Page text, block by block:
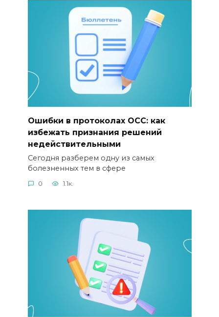
Ошибки в протоколах ОСС: как
избежать признания решений
недействительными
Сегодня разберем одну из самых
болезненных тем в сфере
0 1.1к.